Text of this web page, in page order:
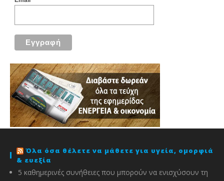
Όλα όσα θέλετε να μάθετε για υγεία, ομορφιά
& ευεξία
5 καθημερινές συνήθειες που μπορούν να ενισχύσουν τη